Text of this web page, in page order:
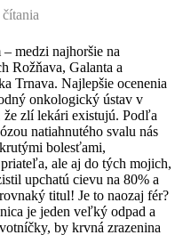
čítania
medzi najhoršie na
Rožňava, Galanta a
Trnava. Najlepšie ocenenia
onkologický ústav v
zlí lekári existujú. Podľa
natiahnutého svalu nás
bolesťami,
ale aj do tých mojich,
upchatú cievu na 80% a
titul! Je to naozaj fér?
je jeden veľký odpad a
by krvná zrazenina